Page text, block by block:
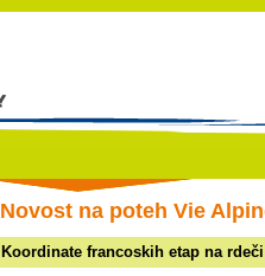
Novost na poteh Vie
Koordinate francoskih etap na